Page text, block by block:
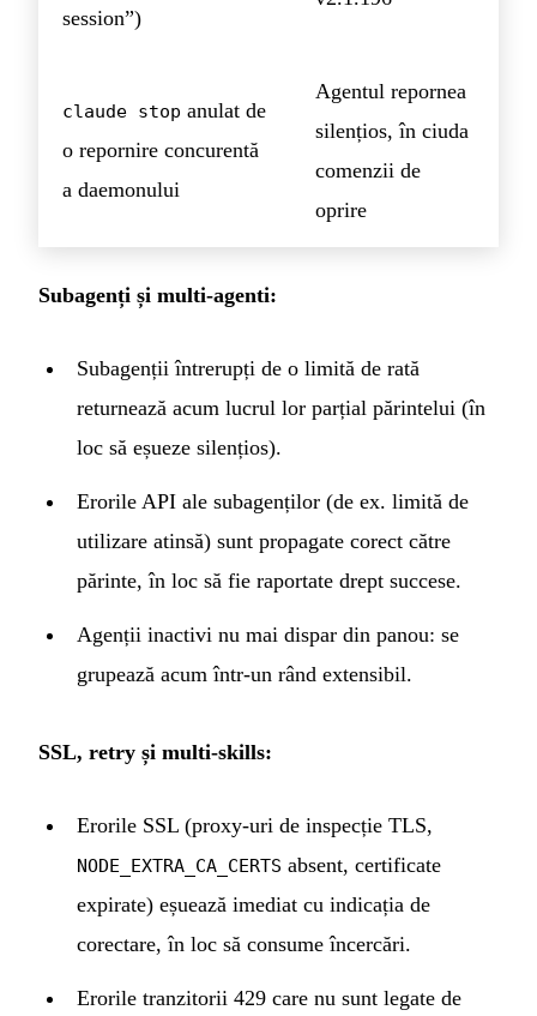
session”)
claude stop anulat de
o repornire concurentă
a daemonului
Agentul repornea
silențios, în ciuda
comenzii de
oprire
Subagenți și multi-agenti:
Subagenții întrerupți de o limită de rată
returnează acum lucrul lor parțial părintelui (în
loc să eșueze silențios).
Erorile API ale subagenților (de ex. limită de
utilizare atinsă) sunt propagate corect către
părinte, în loc să fie raportate drept succese.
Agenții inactivi nu mai dispar din panou: se
grupează acum într-un rând extensibil.
SSL, retry și multi-skills:
Erorile SSL (proxy-uri de inspecție TLS,
NODE_EXTRA_CA_CERTS absent, certificate
expirate) eșuează imediat cu indicația de
corectare, în loc să consume încercări.
Erorile tranzitorii 429 care nu sunt legate de